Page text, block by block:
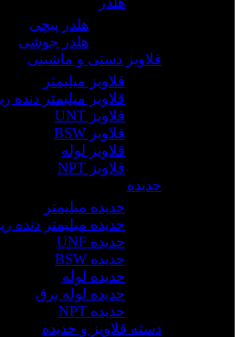
هلدر پیچی
هلدر جوشی
قلاویز دستی و ماشینی
قلاویز میلیمتر
قلاویز میلیمتر دنده
قلاویز UNT
قلاویز BSW
قلاویز لوله
قلاویز NPT
حدیده
حدیده میلیمتر
حدیده میلیمتر دنده
حدیده UNF
حدیده BSW
حدیده لوله
حدیده لوله برق
حدیده NPT
دسته قلاویز و حدیده